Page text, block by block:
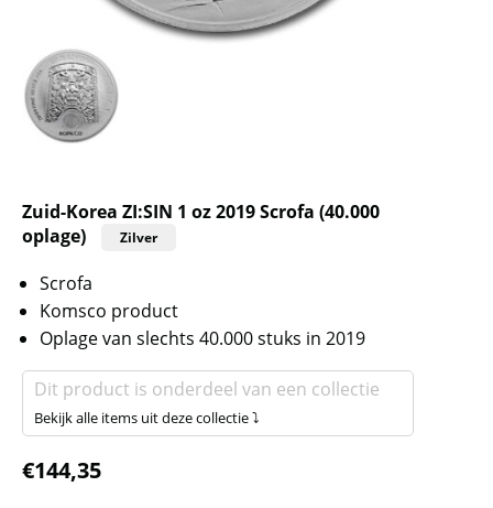
Zuid-Korea ZI:SIN 1 oz 2019 Scrofa (40.000
oplage)
Zilver
Scrofa
Komsco product
Oplage van slechts 40.000 stuks in 2019
Dit product is onderdeel van een collectie
Bekijk alle items uit deze collectie ⤵
€144,35